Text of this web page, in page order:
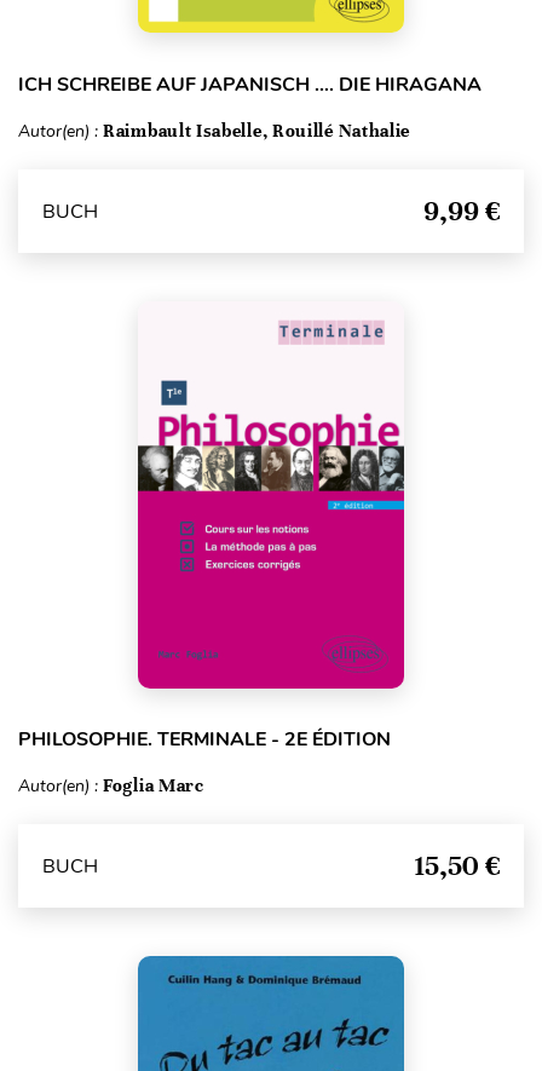
ICH SCHREIBE AUF JAPANISCH …. DIE HIRAGANA
Autor(en) : Raimbault Isabelle, Rouillé Nathalie
BUCH 9,99 €
PHILOSOPHIE. TERMINALE - 2E ÉDITION
Autor(en) : Foglia Marc
BUCH 15,50 €